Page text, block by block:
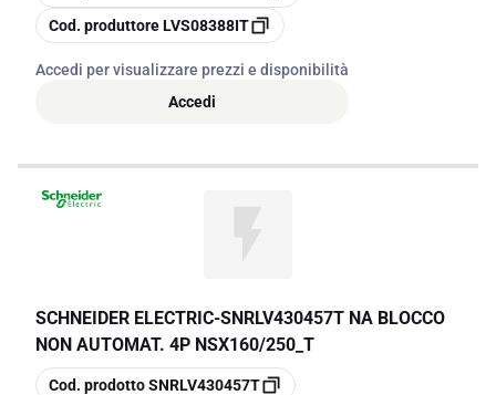
copia
Cod. produttoreLVS08388IT
Accedi per visualizzare prezzi e disponibilità
Accedi
SCHNEIDER ELECTRIC-SNRLV430457T NA BLOCCO
NON AUTOMAT. 4P NSX160/250_T
copia
Cod. prodottoSNRLV430457T